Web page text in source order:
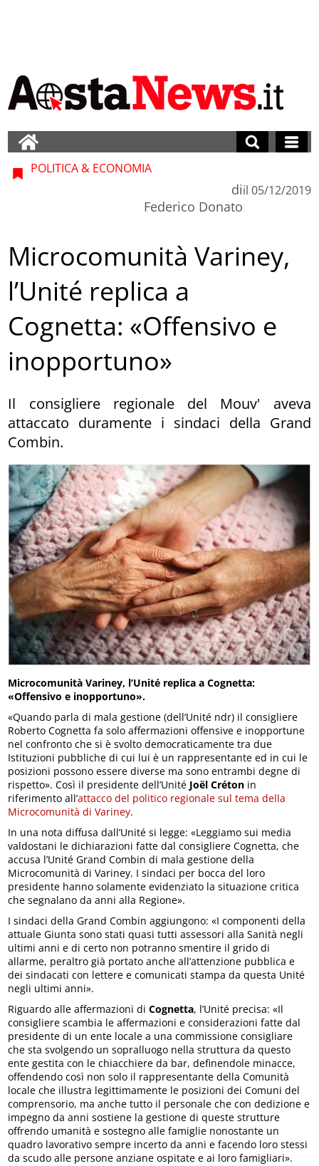
POLITICA & ECONOMIA
di
Federico Donato
il 05/12/2019
Microcomunità Variney,
l’Unité replica a
Cognetta: «Offensivo e
inopportuno»
Il consigliere regionale del Mouv' aveva
attaccato duramente i sindaci della Grand
Combin.
Microcomunità Variney, l’Unité replica a Cognetta:
«Offensivo e inopportuno».
«Quando parla di mala gestione (dell’Unité ndr) il consigliere
Roberto Cognetta fa solo affermazioni offensive e inopportune
nel confronto che si è svolto democraticamente tra due
Istituzioni pubbliche di cui lui è un rappresentante ed in cui le
posizioni possono essere diverse ma sono entrambi degne di
rispetto». Così il presidente dell’Unité Joël Créton in
riferimento all’attacco del politico regionale sul tema della
Microcomunità di Variney.
In una nota diffusa dall’Unité si legge: «Leggiamo sui media
valdostani le dichiarazioni fatte dal consigliere Cognetta, che
accusa l’Unité Grand Combin di mala gestione della
Microcomunità di Variney. I sindaci per bocca del loro
presidente hanno solamente evidenziato la situazione critica
che segnalano da anni alla Regione».
I sindaci della Grand Combin aggiungono: «I componenti della
attuale Giunta sono stati quasi tutti assessori alla Sanità negli
ultimi anni e di certo non potranno smentire il grido di
allarme, peraltro già portato anche all’attenzione pubblica e
dei sindacati con lettere e comunicati stampa da questa Unité
negli ultimi anni».
Riguardo alle affermazioni diCognetta, l’Unité precisa: «Il
consigliere scambia le affermazioni e considerazioni fatte dal
presidente di un ente locale a una commissione consigliare
che sta svolgendo un sopralluogo nella struttura da questo
ente gestita con le chiacchiere da bar, definendole minacce,
offendendo così non solo il rappresentante della Comunità
locale che illustra legittimamente le posizioni dei Comuni del
comprensorio, ma anche tutto il personale che con dedizione e
impegno da anni sostiene la gestione di queste strutture
offrendo umanità e sostegno alle famiglie nonostante un
quadro lavorativo sempre incerto da anni e facendo loro stessi
da scudo alle persone anziane ospitate e ai loro famigliari».